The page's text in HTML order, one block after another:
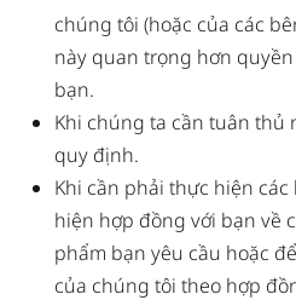
chúng tôi (hoặc của các
này quan trọng hơn
bạn.
Khi chúng ta cần tuân thủ
quy định.
Khi cần phải thực hiện
hiện hợp đồng với bạn về
phẩm bạn yêu cầu hoặc
của chúng tôi theo hợp